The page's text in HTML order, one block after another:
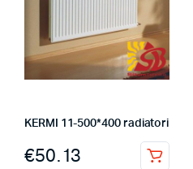
KERMI 11-500*400 radiatori
€50.13